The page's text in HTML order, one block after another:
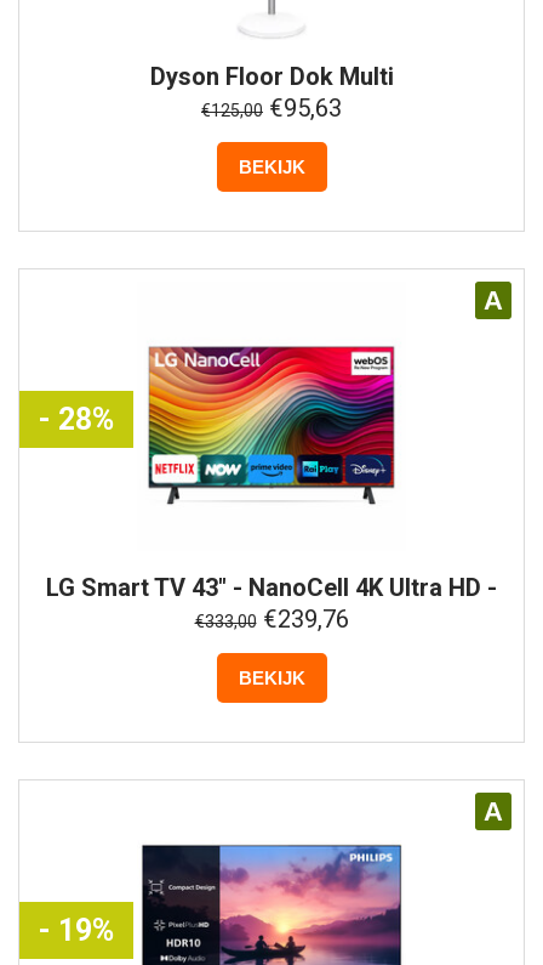
Dyson Floor Dok Multi
€125,00 €95,63
BEKIJK
A
- 28%
LG Smart TV 43" - NanoCell 4K Ultra HD -
43NANO81T6A
€333,00€239,76
BEKIJK
A
- 19%